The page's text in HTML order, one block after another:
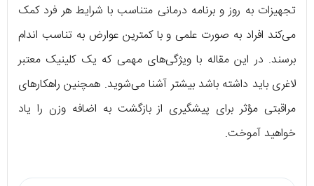
تجهیزات به روز و برنامه درمانی متناسب با شرایط هر فرد کمک
می‌کند افراد به صورت علمی و با کمترین عوارض به تناسب اندام
برسند. در این مقاله با ویژگی‌های مهمی که یک کلینیک معتبر
لاغری باید داشته باشد بیشتر آشنا می‌شوید. همچنین راهکارهای
مراقبتی مؤثر برای پیشگیری از بازگشت به اضافه وزن را یاد
خواهید آموخت.